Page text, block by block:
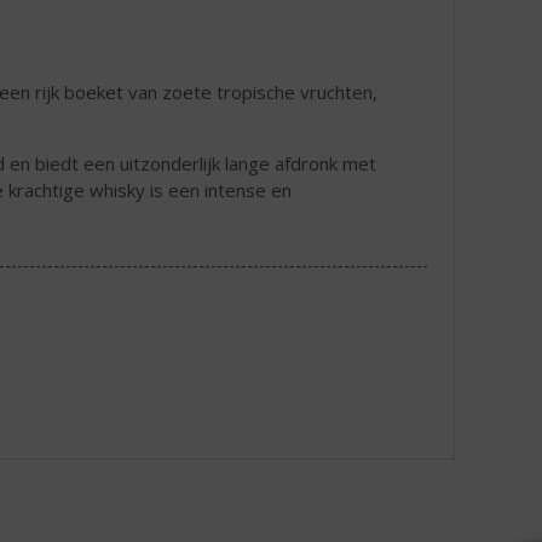
rijk boeket van zoete tropische vruchten,
biedt een uitzonderlijk lange afdronk met
whisky is een intense en